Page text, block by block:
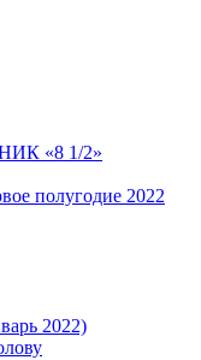
«8 1/2»
полугодие 2022
2022)